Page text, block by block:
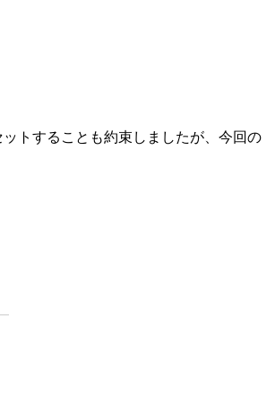
トすることも約束しましたが、今回の